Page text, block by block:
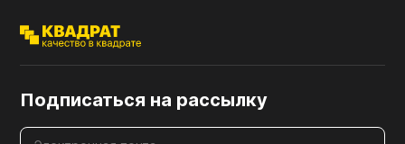
Подписаться на рассылку